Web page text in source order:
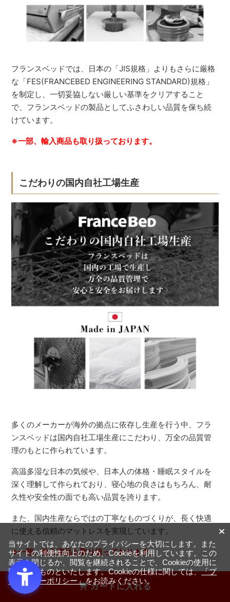
カートに入れる
フランスベッドでは、日本の「JIS規格」よりもさらに厳格
な「FES(FRANCEBED ENGINEERING STANDARD)規格」
を制定し、一切妥協しない厳しい基準をクリアすること
で、フランスベッドの製品としてふさわしい品質を保ち続
けています。
※一部、輸入商品も取り扱っております。
こだわりの国内自社工場生産
多くのメーカーが海外の拠点に依存し生産を行う中、フラ
ンスベッドは国内自社工場生産にこだわり、万全の品質管
理のもとに作られています。
高温多湿な日本の気候や、日本人の体格・睡眠スタイルを
深く理解して作られており、寝心地の良さはもちろん、耐
久性や安全性の面でも高い品質を誇ります。
また、国内生産ならではの丁寧なものづくりが、長く快適
に使える信頼のマットレスを実現しています。
※一部、輸入商品も取り扱っております。
当サイトでは、あなたのプライバシーを大切にします。また
サイトの利便性向上のため、Cookieを利用しています。この
表示を閉じるか、閲覧を継続されることで、Cookieの使用に
同意するものといたします。Cookieの仕様に関しては、「プ
ライバシーポリシー」をお読みください。